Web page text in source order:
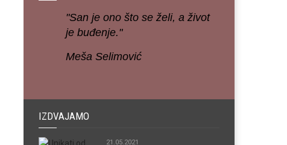
"San je ono što se želi, a život
je buđenje."
Meša Selimović
IZDVAJAMO
21.05.2021